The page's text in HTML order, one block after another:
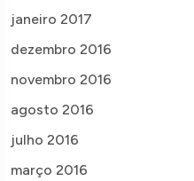
janeiro 2017
dezembro 2016
novembro 2016
agosto 2016
julho 2016
março 2016